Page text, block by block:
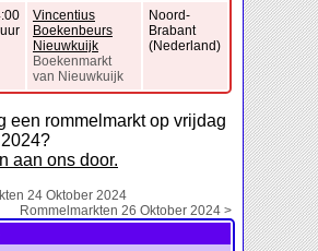
uur
Vincentius
Boekenbeurs
Nieuwkuijk
Boekenmarkt
van Nieuwkuijk
Noord-
Brabant
(Nederland)
een rommelmarkt op vrijdag
aan ons door.
24 Oktober 2024
Rommelmarkten 26 Oktober 2024 >